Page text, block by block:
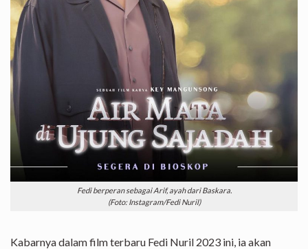
Fedi berperan sebagai Arif, ayah dari Baskara.
(Foto: Instagram/Fedi Nuril)
Kabarnya dalam film terbaru Fedi Nuril 2023 ini, ia akan